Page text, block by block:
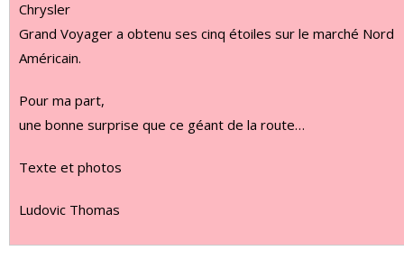
Chrysler
Grand Voyager a obtenu ses cinq étoiles sur le marché Nord
Américain.
Pour ma part,
une bonne surprise que ce géant de la route…
Texte et photos
Ludovic Thomas